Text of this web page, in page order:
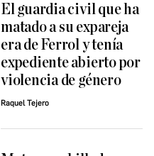
El guardia civil que ha
matado a su expareja
era de Ferrol y tenía
expediente abierto por
violencia de género
Raquel Tejero